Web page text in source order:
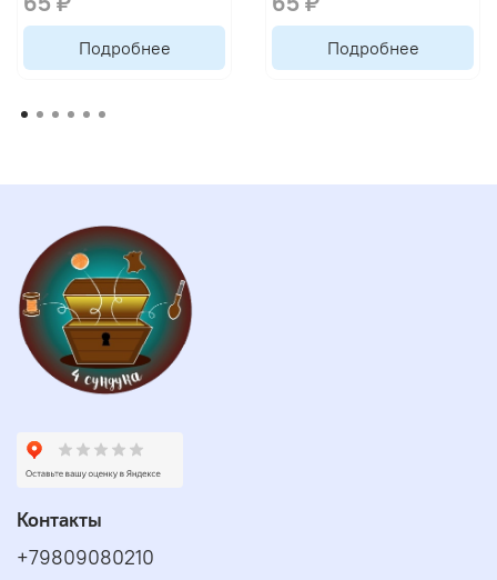
Подробнее Подробнее
Контакты
+79809080210